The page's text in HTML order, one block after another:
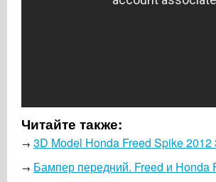
Читайте также:
→ 3D Model Honda Freed Spike
→ Бампер передний. Freed и Honda